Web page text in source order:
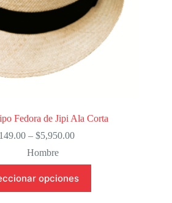
Fedora de Jipi Ala Corta
– $5,950.00Price
through
$5,950.00
Hombre
opciones
producto
tiene